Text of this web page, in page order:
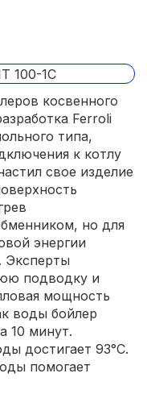
косвенного
Ferroli
типа,
к котлу
свое изделие
но для
энергии
Эксперты
подводку и
мощность
воды бойлер
10 минут.
достигает 93°С.
помогает